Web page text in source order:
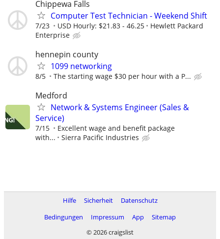
Chippewa Falls
Computer Test Technician - Weekend Shift
7/23 USD Hourly: $21.83 - 46.25
Hewlett Packard
Enterprise
hennepin county
1099 networking
8/5 The starting wage $30 per hour with a P...
Medford
Network & Systems Engineer (Sales &
Service)
7/15
Excellent wage and benefit package
with...
Sierra Pacific Industries
Hilfe Sicherheit
Datenschutz
Bedingungen
Impressum App
Sitemap
© 2026 craigslist